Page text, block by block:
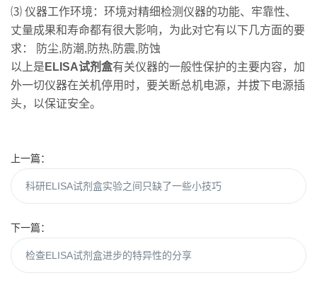
⑶ 仪器工作环境：环境对精细检测仪器的功能、牢靠性、
丈量成果和寿命都有很大影响，为此对它有以下几方面的要
求： 防尘,防潮,防热,防震,防蚀
以上是 ELISA试剂盒有关仪器的一般性保护的主要内容，加
外一切仪器在关机停用时，要关断总机电源，并拔下电源插
头，以保证安全。
上一篇：
科研ELISA试剂盒实验之间只缺了一些小技巧
下一篇：
检查ELISA试剂盒进步的特异性的分享